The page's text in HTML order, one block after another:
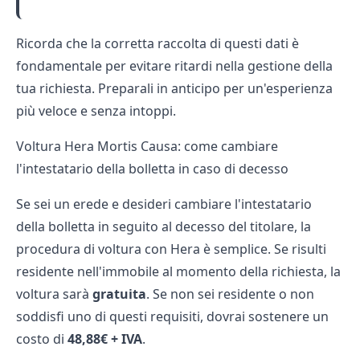
Ricorda che la corretta raccolta di questi dati è
fondamentale per evitare ritardi nella gestione della
tua richiesta. Preparali in anticipo per un'esperienza
più veloce e senza intoppi.
Voltura Hera Mortis Causa: come cambiare
l'intestatario della bolletta in caso di decesso
Se sei un erede e desideri cambiare l'intestatario
della bolletta in seguito al decesso del titolare, la
procedura di voltura con Hera è semplice. Se risulti
residente nell'immobile al momento della richiesta, la
voltura sarà gratuita. Se non sei residente o non
soddisfi uno di questi requisiti, dovrai sostenere un
costo di 48,88€ + IVA.